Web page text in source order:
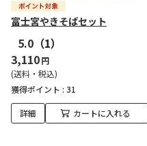
富士宮やきそばセット
5.0 （1）
3,110円
(送料・税込)
獲得ポイント : 31
詳細 カートに入れる